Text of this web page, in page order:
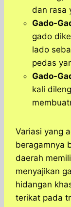
dan rasa
Gado-
gado
lado
pedas
Gado-
kali
Variasi yang
beragamnya
daerah
menyajikan
hidangan
terikat pada